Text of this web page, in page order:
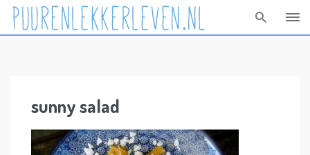
sunny salad